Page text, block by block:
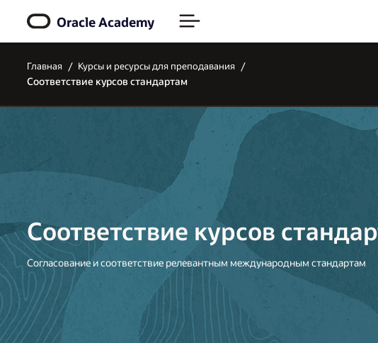
Oracle Academy
Соответствие курсов
Согласование и соответствие релевантным международным стандартам
Главная Курсы и ресурсы для преподавания
Соответствие курсов стандартам